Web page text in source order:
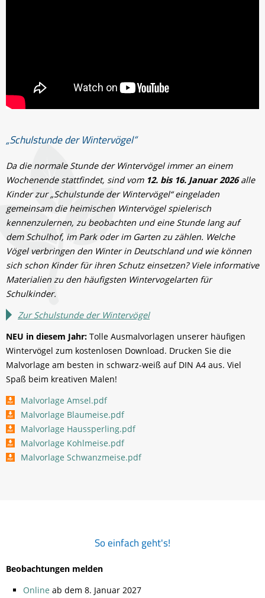
„Schulstunde der Wintervögel“
Da die normale Stunde der Wintervögel immer an einem
Wochenende stattfindet, sind vom 12. bis 16. Januar 2026alle
Kinder zur „Schulstunde der Wintervögel“ eingeladen
gemeinsam die heimischen Wintervögel spielerisch
kennenzulernen, zu beobachten und eine Stunde lang auf
dem Schulhof, im Park oder im Garten zu zählen. Welche
Vögel verbringen den Winter in Deutschland und wie können
sich schon Kinder für ihren Schutz einsetzen? Viele informative
Materialien zu den häufigsten Wintervogelarten für
Schulkinder.
Zur Schulstunde der Wintervögel
NEU in diesem Jahr: Tolle Ausmalvorlagen unserer häufigen
Wintervögel zum kostenlosen Download. Drucken Sie die
Malvorlage am besten in schwarz-weiß auf DIN A4 aus. Viel
Spaß beim kreativen Malen!
Malvorlage Amsel.pdf
Malvorlage Blaumeise.pdf
Malvorlage Haussperling.pdf
Malvorlage Kohlmeise.pdf
Malvorlage Schwanzmeise.pdf
So einfach geht's!
Beobachtungen melden
Online ab dem 8. Januar 2027